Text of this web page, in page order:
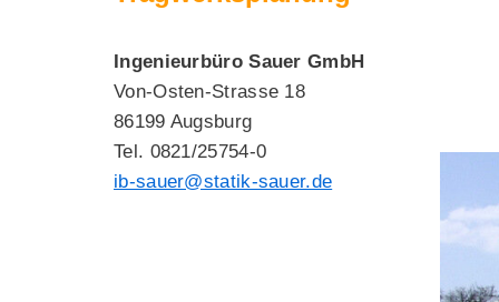
Ingenieurbüro Sauer GmbH
Von-Osten-Strasse 18
86199 Augsburg
Tel. 0821/25754-0
ib-sauer@statik-sauer.de